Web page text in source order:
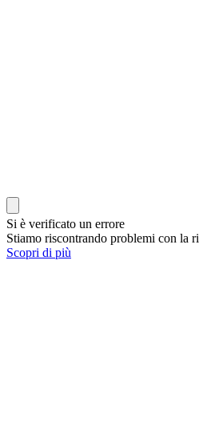
Si è verificato un errore
Stiamo riscontrando problemi con la
Scopri di più